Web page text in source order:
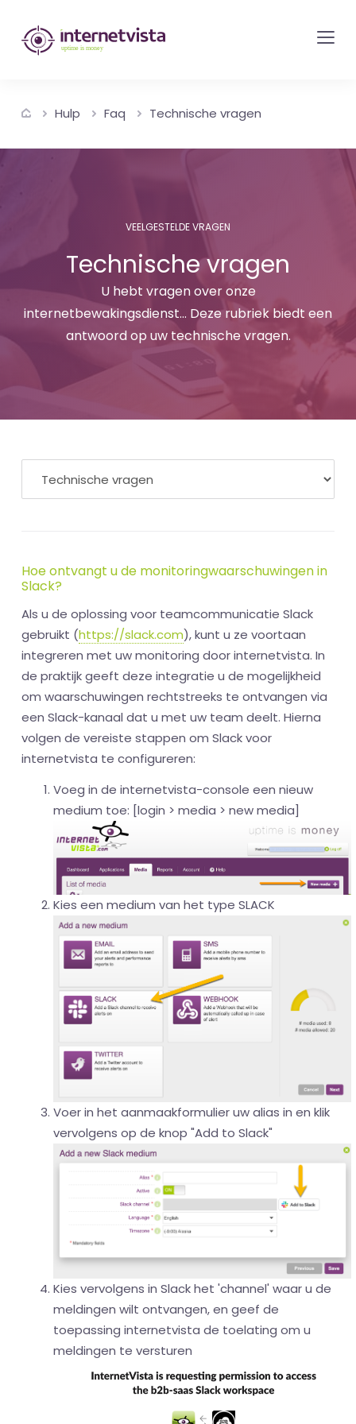
internetvista
monitoring
bewaking
van
websites
Uptime
money
Hulp Faq Technische vragen
VEELGESTELDE VRAGEN
Technische vragen
U hebt vragen over onze
internetbewakingsdienst... Deze rubriek biedt een
antwoord op uw technische vragen.
Hoe ontvangt u de monitoringwaarschuwingen in
Slack?
Als u de oplossing voor teamcommunicatie Slack
gebruikt (https://slack.com), kunt u ze voortaan
integreren met uw monitoring door internetvista. In
de praktijk geeft deze integratie u de mogelijkheid
om waarschuwingen rechtstreeks te ontvangen via
een Slack-kanaal dat u met uw team deelt. Hierna
volgen de vereiste stappen om Slack voor
internetvista te configureren:
Voeg in de internetvista-console een nieuw
medium toe: [login > media > new media]
Kies een medium van het type SLACK
Voer in het aanmaakformulier uw alias in en klik
vervolgens op de knop "Add to Slack"
Kies vervolgens in Slack het 'channel' waar u de
meldingen wilt ontvangen, en geef de
toepassing internetvista de toelating om u
meldingen te versturen